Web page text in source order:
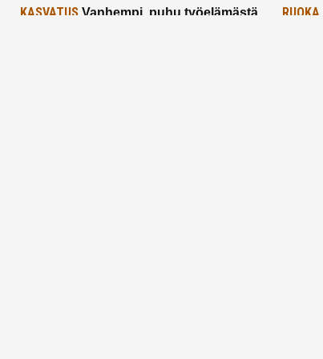
KASVATUS Vanhempi, puhu työelämästä
RUOKA